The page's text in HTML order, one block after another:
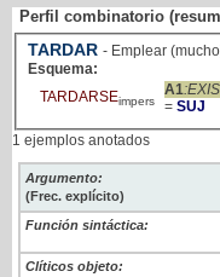
Perfil combinatorio
TARDAR - Emplear
Esquema:
TARDARSEimpers
A1
= SUJ
1 ejemplos anotados
Argumento:
(Frec. explícito)
Función sintáctica:
Clíticos objeto: